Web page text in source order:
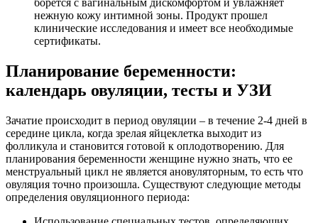
борется с вагинальным дискомфортом и увлажняет
нежную кожу интимной зоны. Продукт прошел
клинические исследования и имеет все необходимые
сертификаты.
Планирование беременности:
календарь овуляции, тесты и УЗИ
Зачатие происходит в период овуляции – в течение 2-4 дней в
середине цикла, когда зрелая яйцеклетка выходит из
фолликула и становится готовой к оплодотворению. Для
планирования беременности женщине нужно знать, что ее
менструальный цикл не является ановуляторным, то есть что
овуляция точно произошла. Существуют следующие методы
определения овуляционного периода: